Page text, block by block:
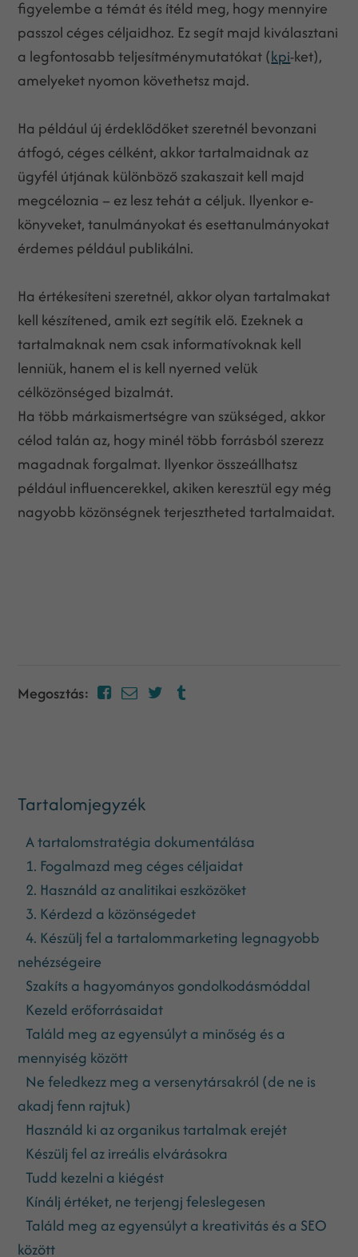
figyelembe a témát és ítéld meg, hogy mennyire
passzol céges céljaidhoz. Ez segít majd kiválasztani
a legfontosabb teljesítménymutatókat (kpi-ket),
amelyeket nyomon követhetsz majd.
Ha például új érdeklődőket szeretnél bevonzani
átfogó, céges célként, akkor tartalmaidnak az
ügyfél útjának különböző szakaszait kell majd
megcéloznia – ez lesz tehát a céljuk. Ilyenkor e-
könyveket, tanulmányokat és esettanulmányokat
érdemes például publikálni.
Ha értékesíteni szeretnél, akkor olyan tartalmakat
kell készítened, amik ezt segítik elő. Ezeknek a
tartalmaknak nem csak informatívoknak kell
lenniük, hanem el is kell nyerned velük
célközönséged bizalmát.
Ha több márkaismertségre van szükséged, akkor
célod talán az, hogy minél több forrásból szerezz
magadnak forgalmat. Ilyenkor összeállhatsz
például influencerekkel, akiken keresztül egy még
nagyobb közönségnek terjesztheted tartalmaidat.
Megosztás:
Tartalomjegyzék
A tartalomstratégia dokumentálása
1. Fogalmazd meg céges céljaidat
2. Használd az analitikai eszközöket
3. Kérdezd a közönségedet
4. Készülj fel a tartalommarketing legnagyobb
nehézségeire
Szakíts a hagyományos gondolkodásmóddal
Kezeld erőforrásaidat
Találd meg az egyensúlyt a minőség és a
mennyiség között
Ne feledkezz meg a versenytársakról (de ne is
akadj fenn rajtuk)
Használd ki az organikus tartalmak erejét
Készülj fel az irreális elvárásokra
Tudd kezelni a kiégést
Kínálj értéket, ne terjengj feleslegesen
Találd meg az egyensúlyt a kreativitás és a SEO
között